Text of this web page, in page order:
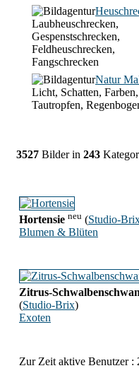
Laubheuschrecken,
Gespenstschrecken,
Feldheuschrecken,
Fangschrecken
Natur
Licht, Schatten,
Tautropfen,
3527 Bilder in 243
Hortensie neu (Studio-
Blumen & Blüten
Zitrus-
(Studio-Brix)
Exoten
Zur Zeit aktive Benutzer :